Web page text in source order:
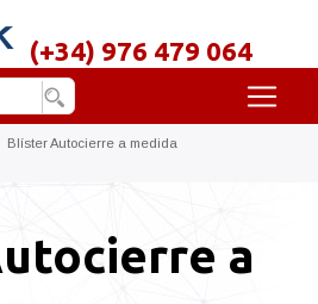
(+34) 976 479 064
Blíster Autocierre a medida
a